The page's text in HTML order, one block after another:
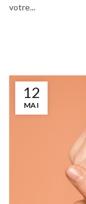
votre...
12
MAI